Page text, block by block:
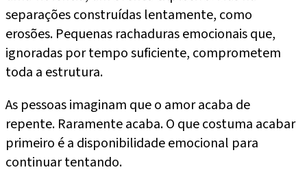
separações construídas lentamente, como
erosões. Pequenas rachaduras emocionais que,
ignoradas por tempo suficiente, comprometem
toda a estrutura.
As pessoas imaginam que o amor acaba de
repente. Raramente acaba. O que costuma acabar
primeiro é a disponibilidade emocional para
continuar tentando.